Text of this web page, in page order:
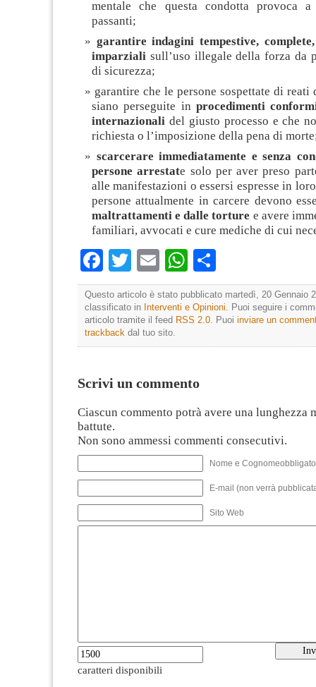
mentale che questa condotta provoca
passanti;
garantire indagini tempestive,
imparziali sull’uso illegale della forza da
di sicurezza;
garantire che le persone sospettate di reati
siano perseguite in procedimenti
internazionali del giusto processo e che
richiesta o l’imposizione della pena di
scarcerare immediatamente e senza
persone arrestate solo per aver preso
alle manifestazioni o essersi espresse in
persone attualmente in carcere devono
maltrattamenti e dalle torture e avere
familiari, avvocati e cure mediche di cui
Facebook
TwitterEmailWhatsApp
Questo articolo è stato pubblicato martedì, 20 Gennaio
classificato in Interventi e Opinioni. Puoi seguire i
articolo tramite il feed RSS 2.0. Puoi inviare un
trackback dal tuo sito.
Scrivi un commento
Ciascun commento potrà avere una lunghezza
battute.
Non sono ammessi commenti consecutivi.
Nome e
E-mail (non verrà
Sito Web
caratteri disponibili